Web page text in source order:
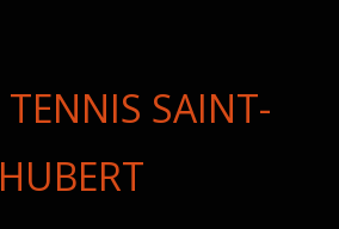
SAINT-
HUBERT